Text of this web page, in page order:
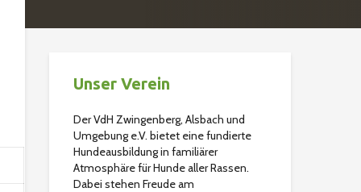
Unser Verein
Der VdH Zwingenberg, Alsbach und
Umgebung e.V. bietet eine fundierte
Hundeausbildung in familiärer
Atmosphäre für Hunde aller Rassen.
Dabei stehen Freude am